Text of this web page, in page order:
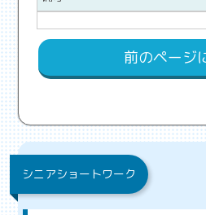
前のページ
シニアショートワーク